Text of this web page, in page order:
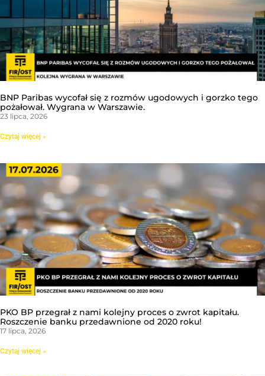
BNP Paribas wycofał się z rozmów ugodowych i gorzko tego
pożałował. Wygrana w Warszawie.
23 lipca, 2026
Czytaj więcej »
PKO BP przegrał z nami kolejny proces o zwrot kapitału.
Roszczenie banku przedawnione od 2020 roku!
17 lipca, 2026
Czytaj więcej »